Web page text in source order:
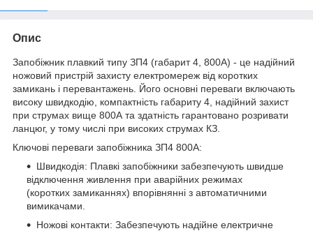
Опис
Запобіжник плавкий типу ЗП4 (габарит 4, 800А) - це надійний
ножовий пристрій захисту електромереж від коротких
замикань і перевантажень. Його основні переваги включають
високу швидкодію, компактність габариту 4, надійний захист
при струмах вище 800А та здатність гарантовано розривати
ланцюг, у тому числі при високих струмах КЗ.
Ключові переваги запобіжника ЗП4 800А:
Швидкодія: Плавкі запобіжники забезпечують швидше
відключення живлення при аварійних режимах
(коротких замиканнях) впорівнянні з автоматичними
вимикачами.
Ножові контакти: Забезпечують надійне електричне